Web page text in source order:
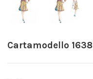
Cartamodello 1638